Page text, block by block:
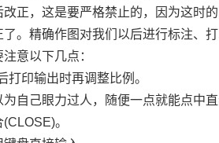
正，这是要严格禁止的，因为这时
。精确作图对我们以后进行标注、
意以下几点：
打印输出时再调整比例。
自己眼力过人，随便一点就能点中直
(CLOSE)。